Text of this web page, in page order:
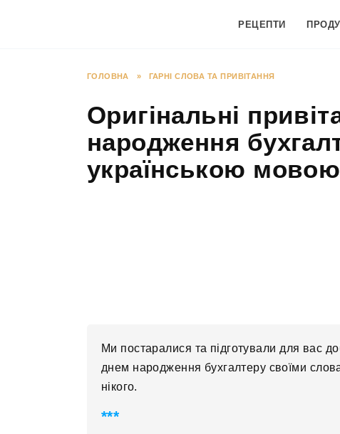
РЕЦЕПТИ
ГОЛОВНА » ГАРНІ СЛОВА ТА ПРИВІТАННЯ
Оригінальні
народження
українською мовою
Ми постаралися та підготували для вас
днем народження бухгалтеру своїми
нікого.